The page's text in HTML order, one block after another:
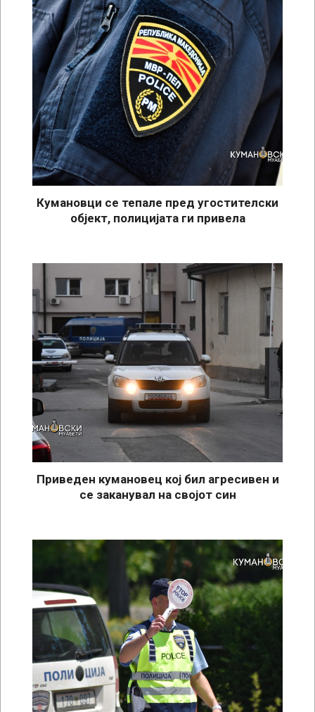
Кумановци се тепале пред угостителски
објект, полицијата ги привела
Приведен кумановец кој бил агресивен и
се заканувал на својот син